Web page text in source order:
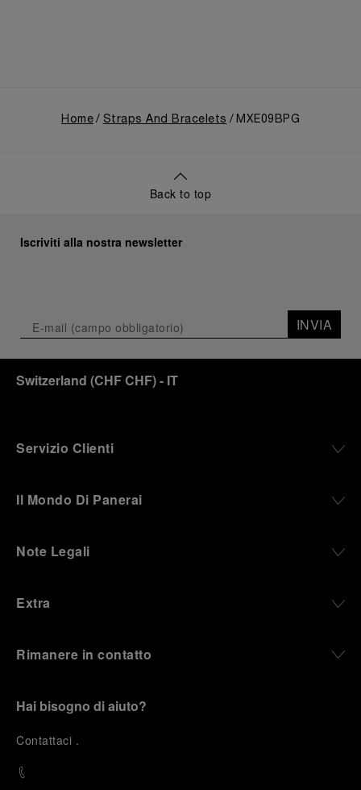
Home Straps And Bracelets MXE09BPG
Back to top
Iscriviti alla nostra newsletter
INVIA
Switzerland (CHF CHF)- IT
Servizio Clienti
Il Mondo Di Panerai
Note Legali
Extra
Rimanere in contatto
Hai bisogno di aiuto?
Contattaci .